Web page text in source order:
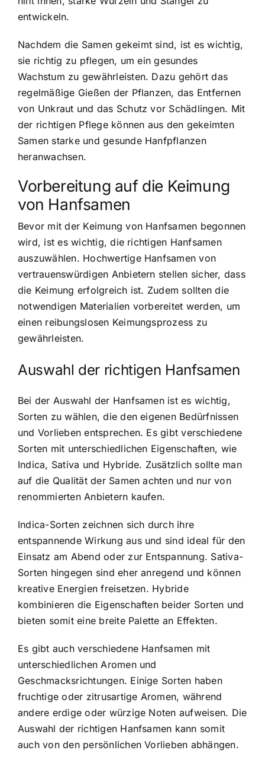
entwickeln.
Nachdem die Samen gekeimt sind, ist es wichtig,
sie richtig zu pflegen, um ein gesundes
Wachstum zu gewährleisten. Dazu gehört das
regelmäßige Gießen der Pflanzen, das Entfernen
von Unkraut und das Schutz vor Schädlingen. Mit
der richtigen Pflege können aus den gekeimten
Samen starke und gesunde Hanfpflanzen
heranwachsen.
Vorbereitung auf die Keimung
von Hanfsamen
Bevor mit der Keimung von Hanfsamen begonnen
wird, ist es wichtig, die richtigen Hanfsamen
auszuwählen. Hochwertige Hanfsamen von
vertrauenswürdigen Anbietern stellen sicher, dass
die Keimung erfolgreich ist. Zudem sollten die
notwendigen Materialien vorbereitet werden, um
einen reibungslosen Keimungsprozess zu
gewährleisten.
Auswahl der richtigen Hanfsamen
Bei der Auswahl der Hanfsamen ist es wichtig,
Sorten zu wählen, die den eigenen Bedürfnissen
und Vorlieben entsprechen. Es gibt verschiedene
Sorten mit unterschiedlichen Eigenschaften, wie
Indica, Sativa und Hybride. Zusätzlich sollte man
auf die Qualität der Samen achten und nur von
renommierten Anbietern kaufen.
Indica-Sorten zeichnen sich durch ihre
entspannende Wirkung aus und sind ideal für den
Einsatz am Abend oder zur Entspannung. Sativa-
Sorten hingegen sind eher anregend und können
kreative Energien freisetzen. Hybride
kombinieren die Eigenschaften beider Sorten und
bieten somit eine breite Palette an Effekten.
Es gibt auch verschiedene Hanfsamen mit
unterschiedlichen Aromen und
Geschmacksrichtungen. Einige Sorten haben
fruchtige oder zitrusartige Aromen, während
andere erdige oder würzige Noten aufweisen. Die
Auswahl der richtigen Hanfsamen kann somit
auch von den persönlichen Vorlieben abhängen.